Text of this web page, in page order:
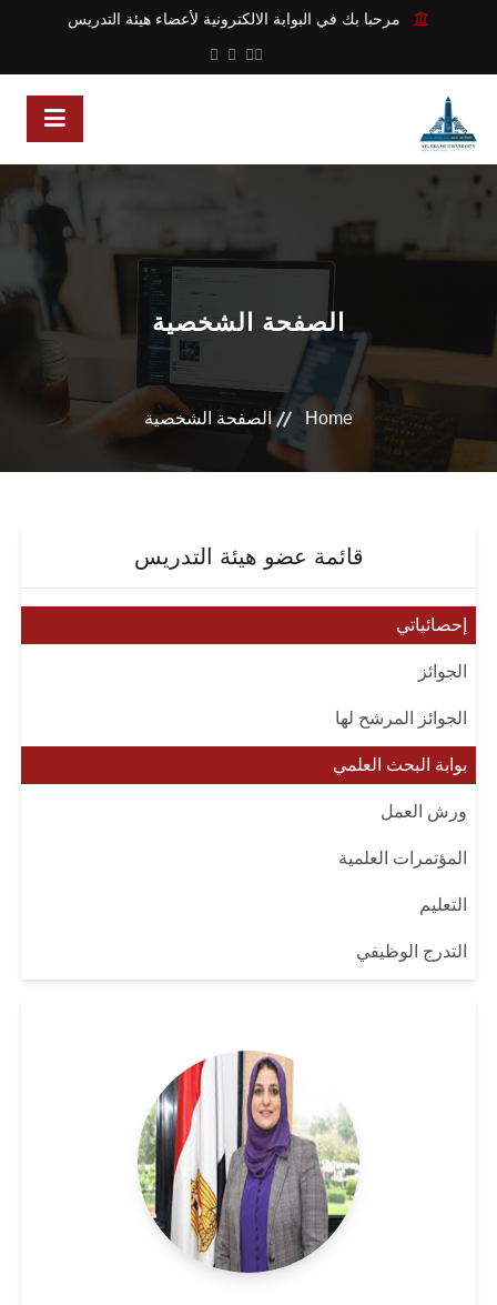
مرحبا بك في البوابة الالكترونية لأعضاء هيئة التدريس
الصفحة الشخصية
Home الصفحة الشخصية
قائمة عضو هيئة التدريس
إحصائياتي
الجوائز
الجوائز المرشح لها
بوابة البحث العلمي
ورش العمل
المؤتمرات العلمية
التعليم
التدرج الوظيفي